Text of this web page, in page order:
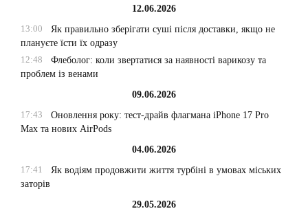
12.06.2026
13:00
Як правильно зберігати суші після доставки, якщо не
плануєте їсти їх одразу
12:48
Флеболог: коли звертатися за наявності варикозу та
проблем із венами
09.06.2026
17:43
Оновлення року: тест-драйв флагмана iPhone 17 Pro
Max та нових AirPods
04.06.2026
17:41
Як водіям продовжити життя турбіні в умовах міських
заторів
29.05.2026